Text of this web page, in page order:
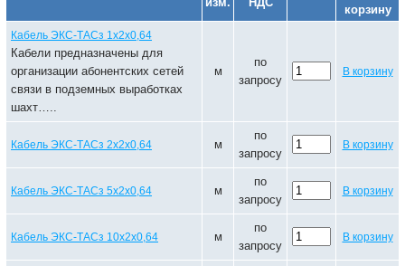
корзину
Кабель ЭКС-ТАСз 1х2х0,64
Кабели предназначены для
организации абонентских сетей
связи в подземных выработках
шахт…..
м
по
запросу
В корзину
Кабель ЭКС-ТАСз 2х2х0,64 м
по
запросу
В корзину
Кабель ЭКС-ТАСз 5х2х0,64 м
по
запросу
В корзину
Кабель ЭКС-ТАСз 10х2х0,64 м
по
запросу
В корзину